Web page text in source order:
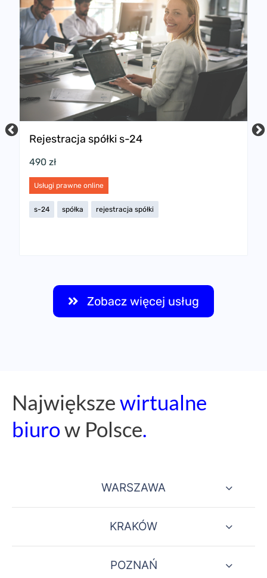
Rejestracja spółki s-24
490 zł
Usługi prawne online
s-24 spółka rejestracja spółki
Zobacz więcej usług
Największewirtualne
biurow Polsce.
WARSZAWA
KRAKÓW
POZNAŃ